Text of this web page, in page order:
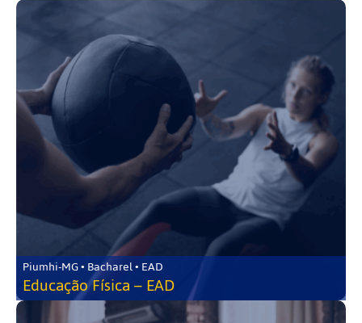
Piumhi-MG • Bacharel • EAD
Educação Física – EAD